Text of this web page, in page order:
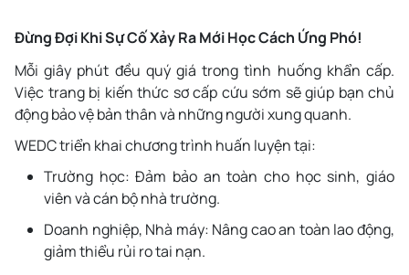
Đừng Đợi Khi Sự Cố Xảy Ra Mới Học Cách Ứng Phó!
Mỗi giây phút đều quý giá trong tình huống khẩn cấp.
Việc trang bị kiến thức sơ cấp cứu sớm sẽ giúp bạn chủ
động bảo vệ bản thân và những người xung quanh.
WEDC triển khai chương trình huấn luyện tại:
Trường học: Đảm bảo an toàn cho học sinh, giáo
viên và cán bộ nhà trường.
Doanh nghiệp, Nhà máy: Nâng cao an toàn lao động,
giảm thiểu rủi ro tai nạn.